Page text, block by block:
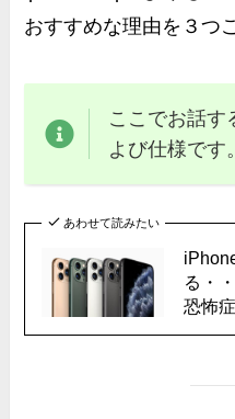
おすすめな理由を３つ
ここでお話す
よび仕様です。
あわせて読みたい
る・
恐怖